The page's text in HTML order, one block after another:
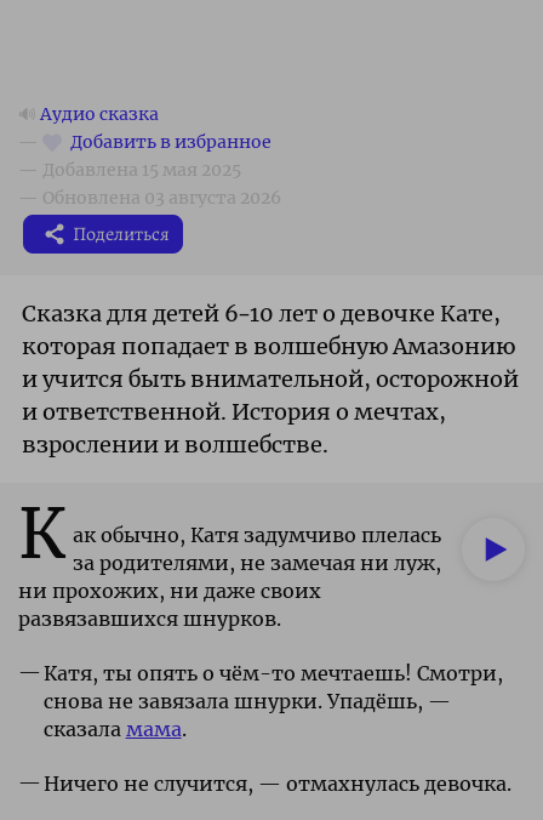
🔊 Аудио сказка
Поделиться
Сказка для детей 6–10 лет о девочке Кате,
которая попадает в волшебную Амазонию
и учится быть внимательной, осторожной
и ответственной. История о мечтах,
взрослении и волшебстве.
К ак обычно, Катя задумчиво плелась
за родителями, не замечая ни луж,
ни прохожих, ни даже своих
развязавшихся шнурков.
Катя, ты опять о чём-то мечтаешь! Смотри,
снова не завязала шнурки. Упадёшь, —
сказала мама.
Ничего не случится, — отмахнулась девочка.